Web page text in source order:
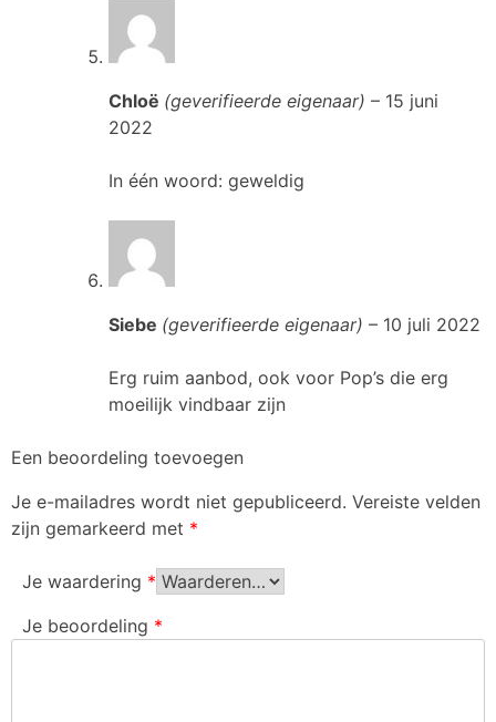
Chloë (geverifieerde eigenaar) – 15 juni
2022
In één woord: geweldig
Siebe (geverifieerde eigenaar) – 10 juli 2022
Erg ruim aanbod, ook voor Pop’s die erg
moeilijk vindbaar zijn
Een beoordeling toevoegen
Je e-mailadres wordt niet gepubliceerd. Vereiste velden
zijn gemarkeerd met *
Je waardering *
Je beoordeling *